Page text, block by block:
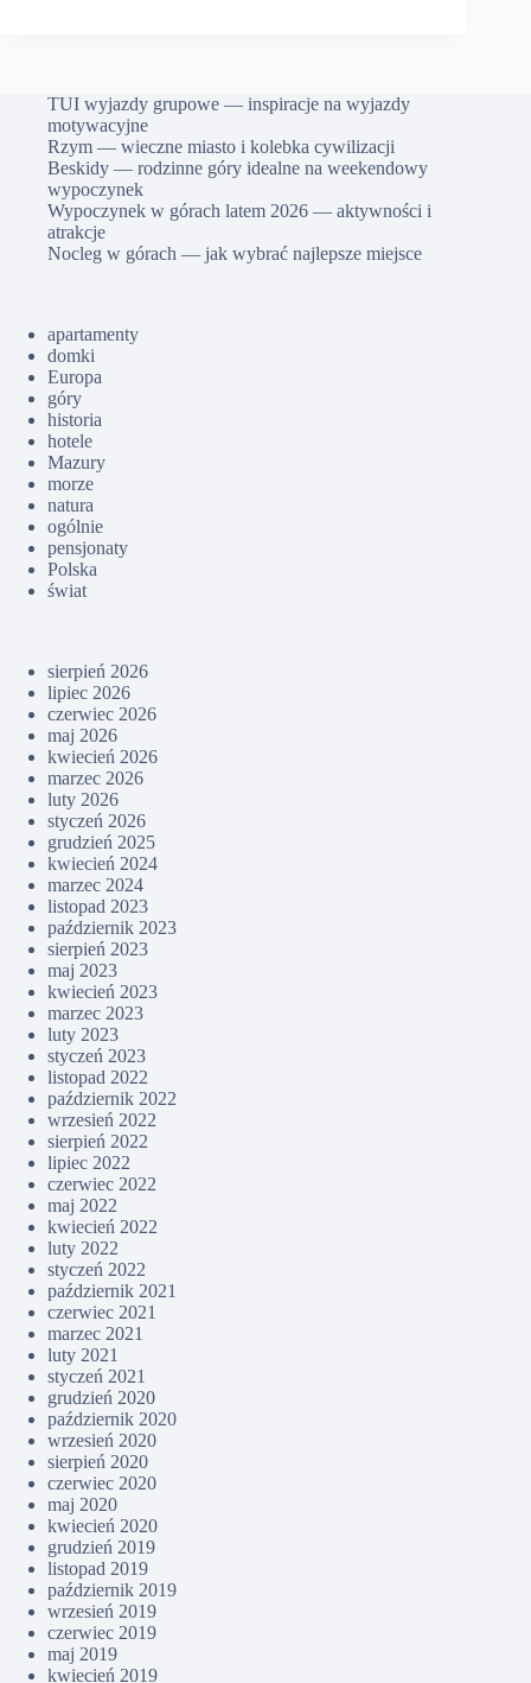
TUI wyjazdy grupowe — inspiracje na wyjazdy
motywacyjne
Rzym — wieczne miasto i kolebka cywilizacji
Beskidy — rodzinne góry idealne na weekendowy
wypoczynek
Wypoczynek w górach latem 2026 — aktywności i
atrakcje
Nocleg w górach — jak wybrać najlepsze miejsce
apartamenty
domki
Europa
góry
historia
hotele
Mazury
morze
natura
ogólnie
pensjonaty
Polska
świat
sierpień 2026
lipiec 2026
czerwiec 2026
maj 2026
kwiecień 2026
marzec 2026
luty 2026
styczeń 2026
grudzień 2025
kwiecień 2024
marzec 2024
listopad 2023
październik 2023
sierpień 2023
maj 2023
kwiecień 2023
marzec 2023
luty 2023
styczeń 2023
listopad 2022
październik 2022
wrzesień 2022
sierpień 2022
lipiec 2022
czerwiec 2022
maj 2022
kwiecień 2022
luty 2022
styczeń 2022
październik 2021
czerwiec 2021
marzec 2021
luty 2021
styczeń 2021
grudzień 2020
październik 2020
wrzesień 2020
sierpień 2020
czerwiec 2020
maj 2020
kwiecień 2020
grudzień 2019
listopad 2019
październik 2019
wrzesień 2019
czerwiec 2019
maj 2019
kwiecień 2019